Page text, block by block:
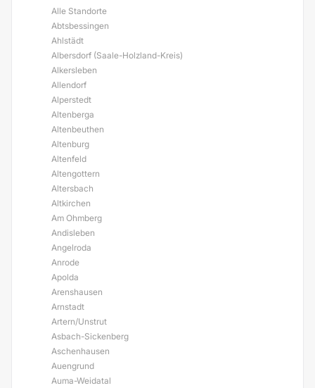
Alle Standorte
Abtsbessingen
Ahlstädt
Albersdorf (Saale-Holzland-Kreis)
Alkersleben
Allendorf
Alperstedt
Altenberga
Altenbeuthen
Altenburg
Altenfeld
Altengottern
Altersbach
Altkirchen
Am Ohmberg
Andisleben
Angelroda
Anrode
Apolda
Arenshausen
Arnstadt
Artern/Unstrut
Asbach-Sickenberg
Aschenhausen
Auengrund
Auma-Weidatal